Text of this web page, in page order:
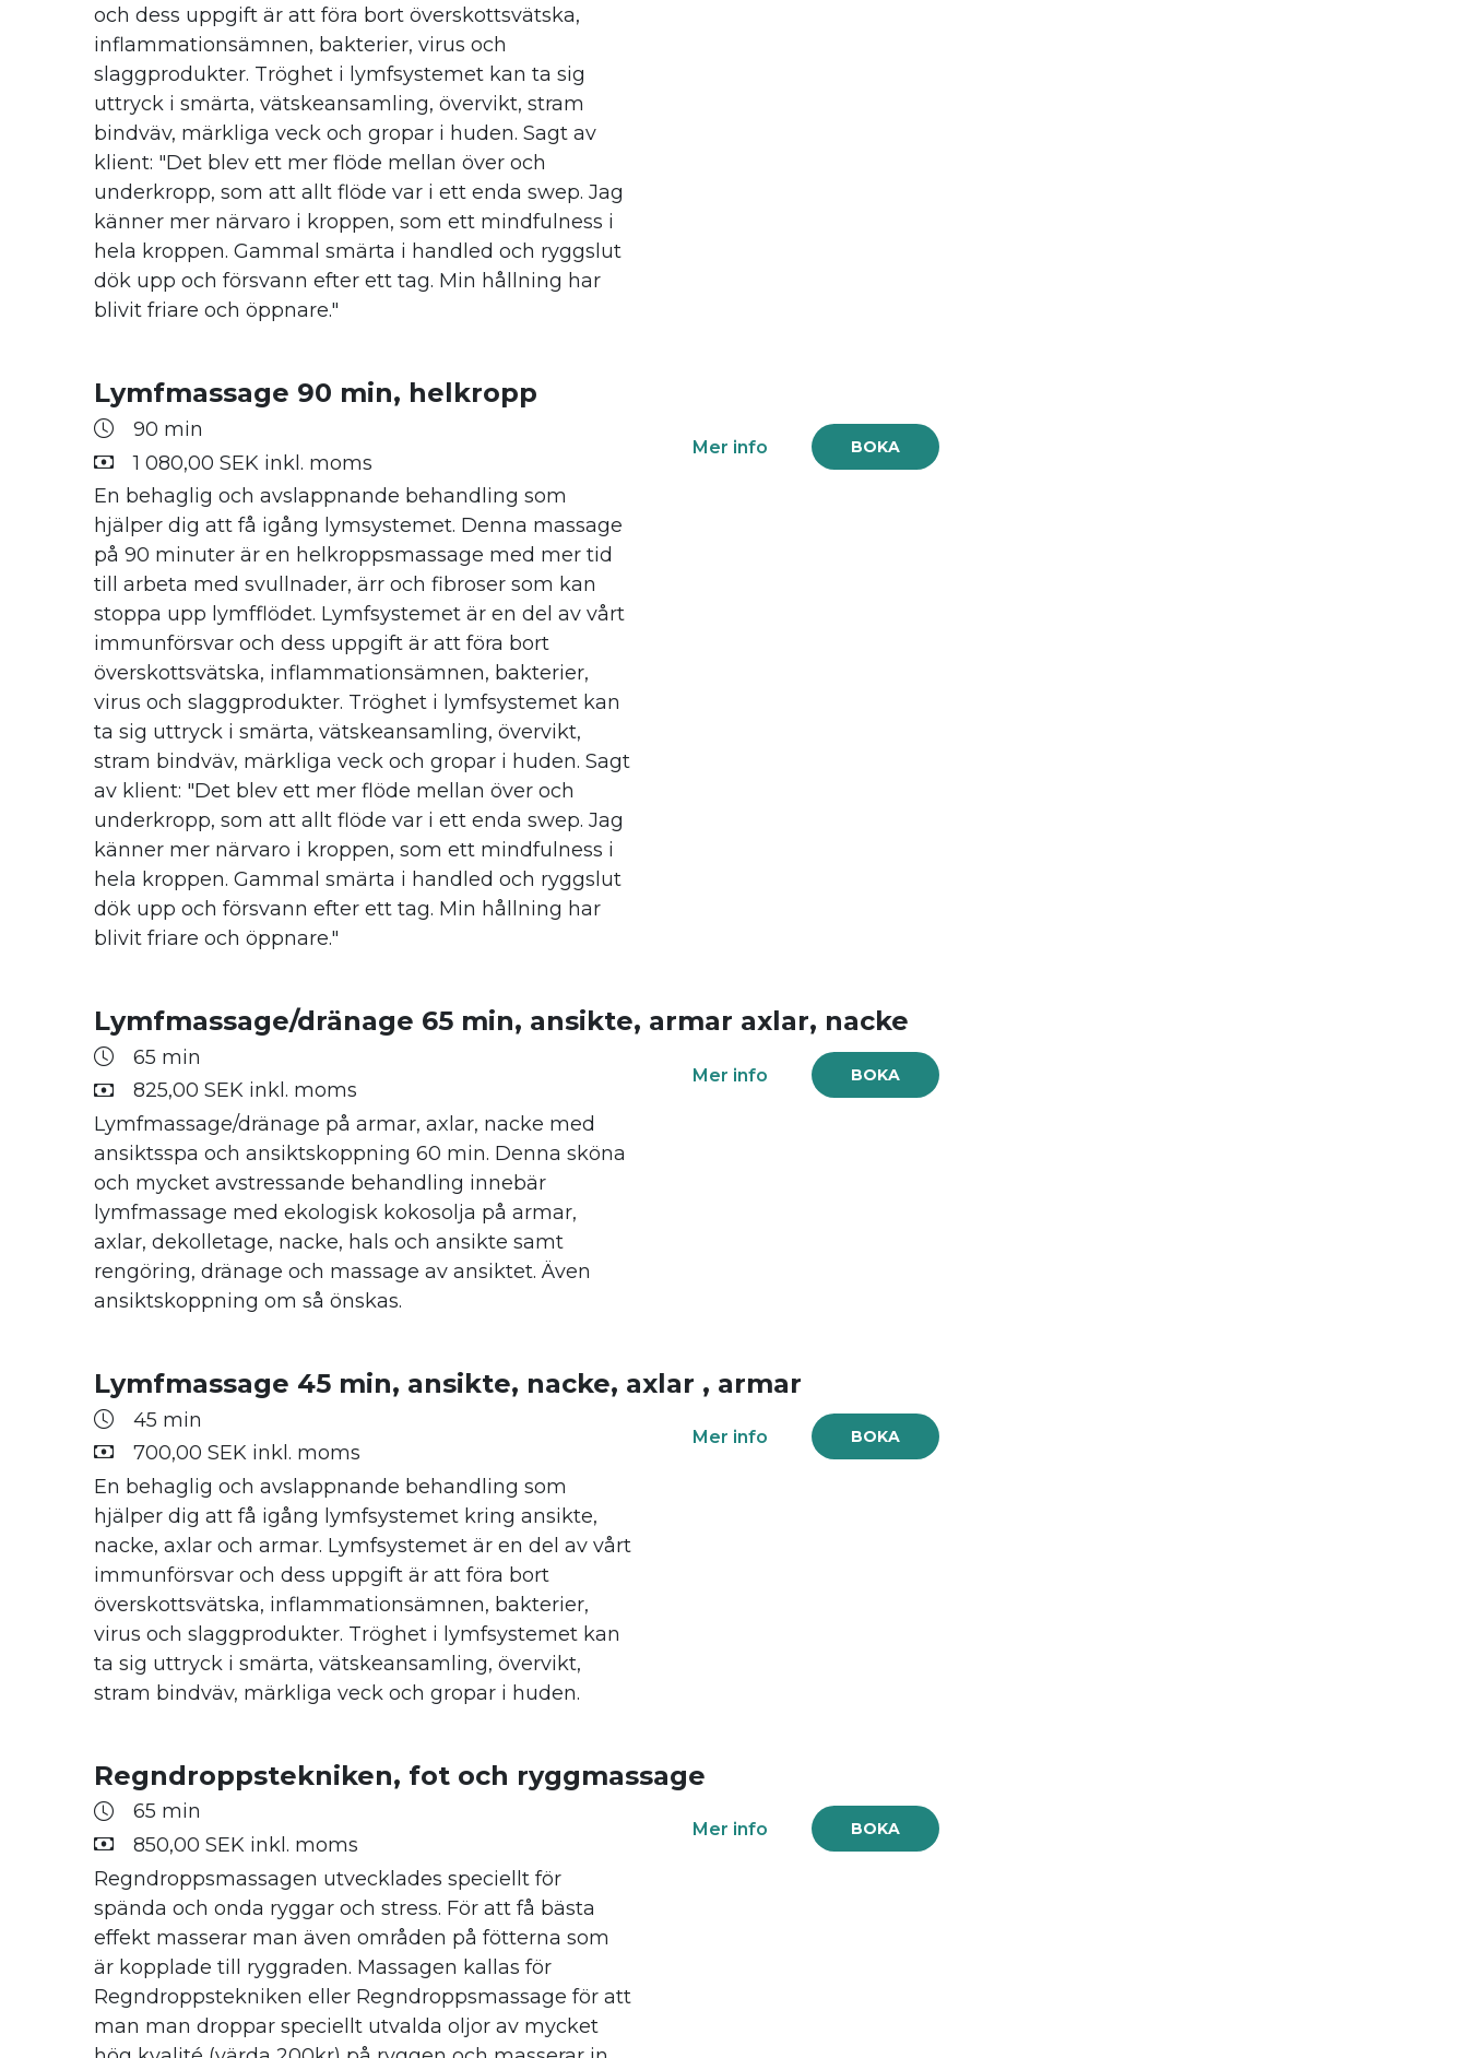
och dess uppgift är att föra bort överskottsvätska,
inflammationsämnen, bakterier, virus och
slaggprodukter. Tröghet i lymfsystemet kan ta sig
uttryck i smärta, vätskeansamling, övervikt, stram
bindväv, märkliga veck och gropar i huden. Sagt av
klient: "Det blev ett mer flöde mellan över och
underkropp, som att allt flöde var i ett enda swep. Jag
känner mer närvaro i kroppen, som ett mindfulness i
hela kroppen. Gammal smärta i handled och ryggslut
dök upp och försvann efter ett tag. Min hållning har
blivit friare och öppnare."
Lymfmassage 90 min, helkropp
90 min
1 080,00 SEK inkl. moms
En behaglig och avslappnande behandling som
hjälper dig att få igång lymsystemet. Denna massage
på 90 minuter är en helkroppsmassage med mer tid
till arbeta med svullnader, ärr och fibroser som kan
stoppa upp lymfflödet. Lymfsystemet är en del av vårt
immunförsvar och dess uppgift är att föra bort
överskottsvätska, inflammationsämnen, bakterier,
virus och slaggprodukter. Tröghet i lymfsystemet kan
ta sig uttryck i smärta, vätskeansamling, övervikt,
stram bindväv, märkliga veck och gropar i huden. Sagt
av klient: "Det blev ett mer flöde mellan över och
underkropp, som att allt flöde var i ett enda swep. Jag
känner mer närvaro i kroppen, som ett mindfulness i
hela kroppen. Gammal smärta i handled och ryggslut
dök upp och försvann efter ett tag. Min hållning har
blivit friare och öppnare."
BOKA
Mer info
Lymfmassage/dränage 65 min, ansikte, armar axlar, nacke
65 min
825,00 SEK inkl. moms
Lymfmassage/dränage på armar, axlar, nacke med
ansiktsspa och ansiktskoppning 60 min. Denna sköna
och mycket avstressande behandling innebär
lymfmassage med ekologisk kokosolja på armar,
axlar, dekolletage, nacke, hals och ansikte samt
rengöring, dränage och massage av ansiktet. Även
ansiktskoppning om så önskas.
BOKA
Mer info
Lymfmassage 45 min, ansikte, nacke, axlar , armar
45 min
700,00 SEK inkl. moms
En behaglig och avslappnande behandling som
hjälper dig att få igång lymfsystemet kring ansikte,
nacke, axlar och armar. Lymfsystemet är en del av vårt
immunförsvar och dess uppgift är att föra bort
överskottsvätska, inflammationsämnen, bakterier,
virus och slaggprodukter. Tröghet i lymfsystemet kan
ta sig uttryck i smärta, vätskeansamling, övervikt,
stram bindväv, märkliga veck och gropar i huden.
BOKA
Mer info
Regndroppstekniken, fot och ryggmassage
65 min
850,00 SEK inkl. moms
Regndroppsmassagen utvecklades speciellt för
spända och onda ryggar och stress. För att få bästa
effekt masserar man även områden på fötterna som
är kopplade till ryggraden. Massagen kallas för
Regndroppstekniken eller Regndroppsmassage för att
man man droppar speciellt utvalda oljor av mycket
BOKA
Mer info